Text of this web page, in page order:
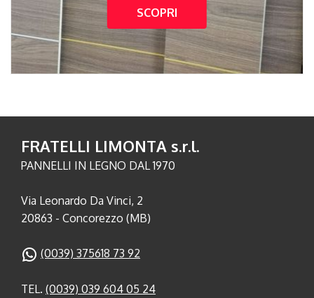
SCOPRI
FRATELLI LIMONTA s.r.l.
PANNELLI IN LEGNO DAL 1970
Via Leonardo Da Vinci, 2
20863 - Concorezzo (MB)
(0039) 375618 73 92
TEL. (0039) 039 604 05 24